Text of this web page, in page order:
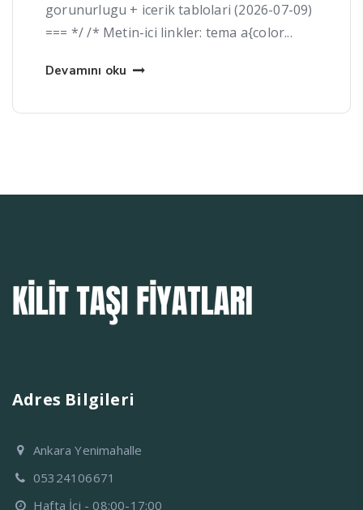
gorunurlugu + icerik tablolari (2026-07-09)
=== */ /* Metin-ici linkler: tema a{color...
Devamını oku
Adres Bilgileri
Ankara Yenimahalle
05324106671
Hafta İçi - 08:00-17:00